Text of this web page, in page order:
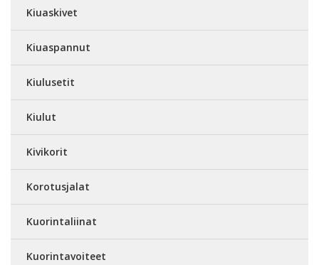
Kiuaskivet
Kiuaspannut
Kiulusetit
Kiulut
Kivikorit
Korotusjalat
Kuorintaliinat
Kuorintavoiteet